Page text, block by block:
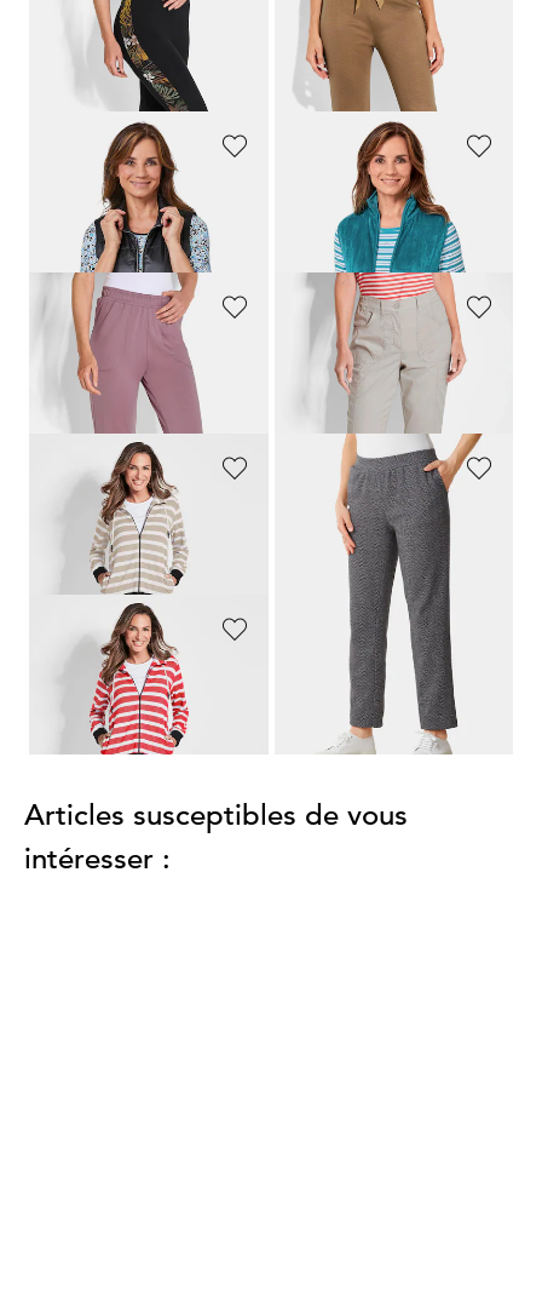
Legging soyeux en lot de 2
PLANTIER
Pantalon en jersey aspect maille
89,10 CHF
99,00 CHF
99,00 CHF169,00 CHF
Gilet teddy en polaire
55,00 CHF
139,00 CHF
PLANTIER
125,10 CHF
139,00 CHF
GOLDNER
Pantalon techniqueCARLAà effet déperlant
109,00 CHF199,00 CHF
COMODO
Ensemble de loisirs rayé
159,20 CHF199,00 CHF
PLANTIER
99,00 CHF
COMODO
Ensemble de loisirs rayé
159,20 CHF199,00 CHF
Articles susceptibles de vous
intéresser :